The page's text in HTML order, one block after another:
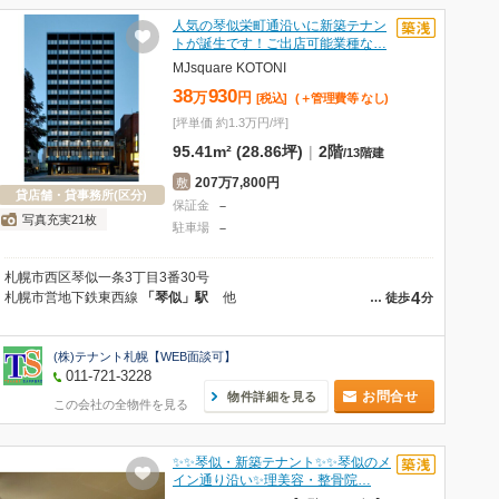
貸店舗・貸事務所(区分)
写真充実21枚
人気の琴似栄町通沿いに新築テナン
トが誕生です！ご出店可能業種な…
MJsquare KOTONI
38万930 円 [税込] (＋管理費等 なし)
[坪単価 約1.3万円/坪]
95.41m² (28.86坪) | 2階/13階建
敷 207万7,800円
保証金 －
駐車場 －
札幌市西区琴似一条3丁目3番30号
… 徒歩4分
札幌市営地下鉄東西線 「琴似」駅 他
(株)テナント札幌【WEB面談可】
011-721-3228
この会社の全物件を見る
物件詳細を見る お問合せ
✨✨琴似・新築テナント✨✨琴似のメ
イン通り沿い✨理美容・整骨院…